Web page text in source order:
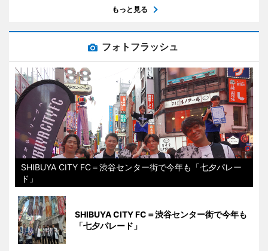
もっと見る
フォトフラッシュ
SHIBUYA CITY FC＝渋谷センター街で今年も「七夕パレー
ド」
SHIBUYA CITY FC＝渋谷センター街で今年も
「七夕パレード」